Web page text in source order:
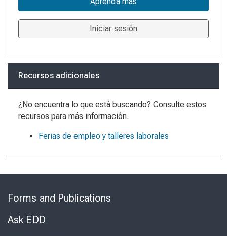
Iniciar sesión
Recursos adicionales
¿No encuentra lo que está buscando? Consulte estos
recursos para más información.
Ferias de empleo y talleres laborales
Forms and Publications
Ask EDD